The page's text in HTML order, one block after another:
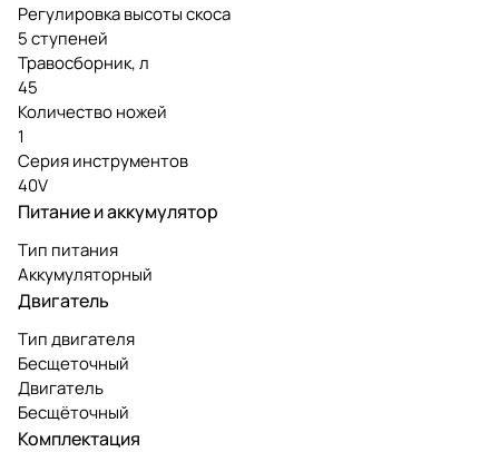
Регулировка высоты скоса
5 ступеней
Травосборник, л
45
Количество ножей
1
Серия инструментов
40V
Питание и аккумулятор
Тип питания
Аккумуляторный
Двигатель
Тип двигателя
Бесщеточный
Двигатель
Бесщёточный
Комплектация